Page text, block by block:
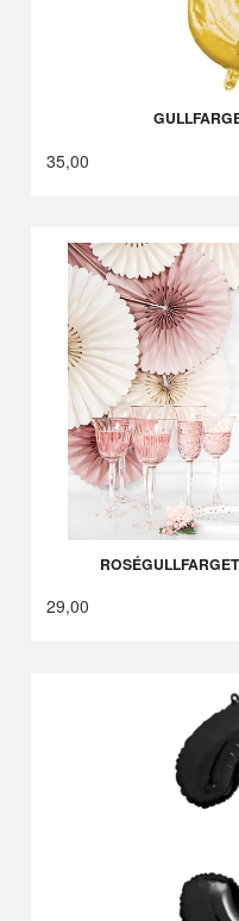
35,00
29,00